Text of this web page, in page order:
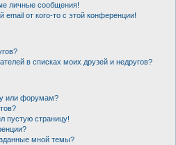
личные сообщения!
от кого-то с этой конференции!
в списках моих друзей и недругов?
или форумам?
пустую страницу!
мной темы?